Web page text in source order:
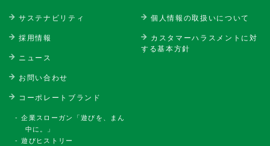
サステナビリティ
採用情報
ニュース
お問い合わせ
コーポレートブランド
企業スローガン「遊びを、まん
中に。」
遊びヒストリー
個人情報の取扱いについて
カスタマーハラスメントに対
する基本方針